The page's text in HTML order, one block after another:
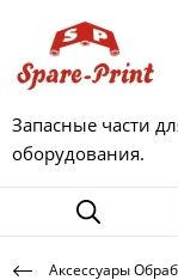
Запасные части
оборудования.
Аксессуары